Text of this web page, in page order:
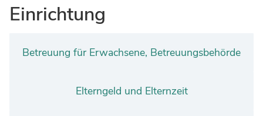
Einrichtung
Betreuung für Erwachsene, Betreuungsbehörde
Elterngeld und Elternzeit